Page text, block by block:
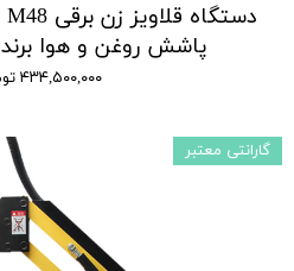
پاشش روغن و هوا برند AST POWER
۴۳۴,۵۰۰,۰۰۰ تومان
گارانتی معتبر